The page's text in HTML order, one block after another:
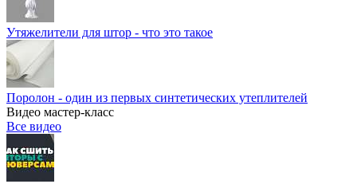
Утяжелители для штор - что это такое
Поролон - один из первых синтетических утеплителей
Видео мастер-класс
Все видео